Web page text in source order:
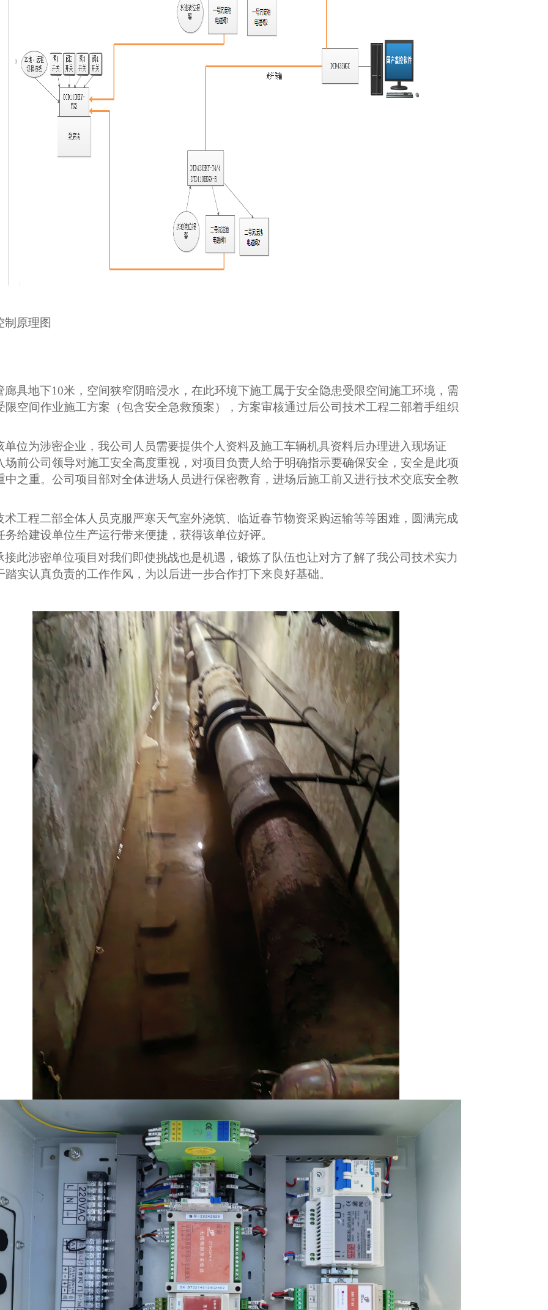
制原理图
廊具地下10米，空间狭窄阴暗浸水，在此环境下施工属于安全隐患受限空间施工环境，需
限空间作业施工方案（包含安全急救预案），方案审核通过后公司技术工程二部着手组织
单位为涉密企业，我公司人员需要提供个人资料及施工车辆机具资料后办理进入现场证
场前公司领导对施工安全高度重视，对项目负责人给于明确指示要确保安全，安全是此项
中之重。公司项目部对全体进场人员进行保密教育，进场后施工前又进行技术交底安全教
术工程二部全体人员克服严寒天气室外浇筑、临近春节物资采购运输等等困难，圆满完成
务给建设单位生产运行带来便捷，获得该单位好评。
接此涉密单位项目对我们即使挑战也是机遇，锻炼了队伍也让对方了解了我公司技术实力
踏实认真负责的工作作风，为以后进一步合作打下来良好基础。